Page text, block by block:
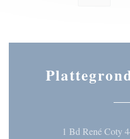
1 Bd René Coty